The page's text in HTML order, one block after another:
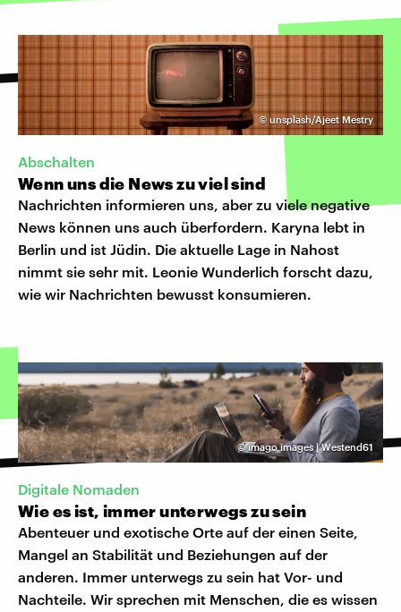
© unsplash/Ajeet Mestry
Abschalten
Wenn uns die News zu viel sind
Nachrichten informieren uns, aber zu viele negative
News können uns auch überfordern. Karyna lebt in
Berlin und ist Jüdin. Die aktuelle Lage in Nahost
nimmt sie sehr mit. Leonie Wunderlich forscht dazu,
wie wir Nachrichten bewusst konsumieren.
©imago images | Westend61
Digitale Nomaden
Wie es ist, immer unterwegs zu sein
Abenteuer und exotische Orte auf der einen Seite,
Mangel an Stabilität und Beziehungen auf der
anderen. Immer unterwegs zu sein hat Vor- und
Nachteile. Wir sprechen mit Menschen, die es wissen